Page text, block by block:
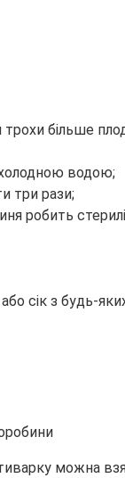
трохи більше
холодною водою;
три рази;
робить
з будь-
можна